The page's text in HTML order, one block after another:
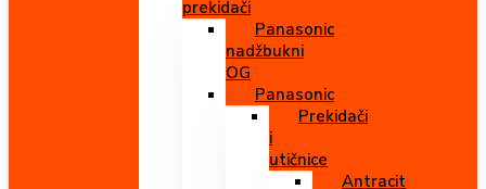
prekidači
Panasonic
nadžbukni
OG
Panasonic
Prekidači
i
utičnice
Antracit